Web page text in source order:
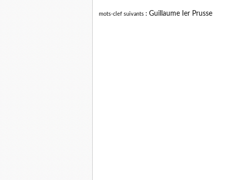
mots-clef suivants : Guillaume Ier Prusse